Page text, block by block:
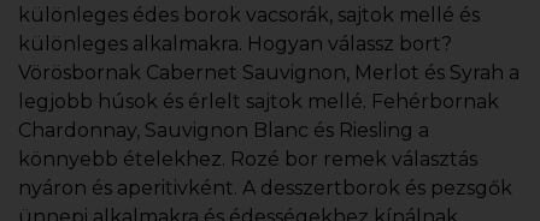
különleges édes borok vacsorák, sajtok mellé és
különleges alkalmakra. Hogyan válassz bort?
Vörösbornak Cabernet Sauvignon, Merlot és Syrah a
legjobb húsok és érlelt sajtok mellé. Fehérbornak
Chardonnay, Sauvignon Blanc és Riesling a
könnyebb ételekhez. Rozé bor remek választás
nyáron és aperitivként. A desszertborok és pezsgők